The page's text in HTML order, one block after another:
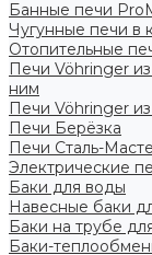
Банные печи
Чугунные печи в
Отопительные
Печи Vöhringer
ним
Печи Vöhringer
Печи Берёзка
Печи Сталь-
Электрические
Баки для воды
Навесные баки
Баки на трубе
Баки-